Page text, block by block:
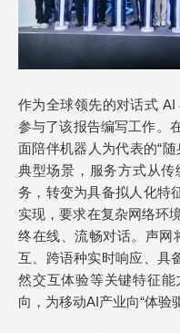
作为全球领先的对话式
参与了该报告编写工作。
面陪伴机器人为代表的“
典型场景，服务方式从传
务，转变为具备拟人化特
实现，要求在复杂网络环
终在线、流畅对话。声网
互、跨语种实时响应、具
然交互体验等关键特征
向，为移动AI产业向“体验